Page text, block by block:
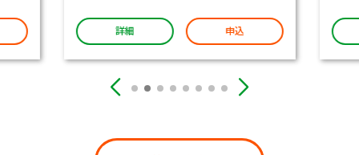
詳細 申込